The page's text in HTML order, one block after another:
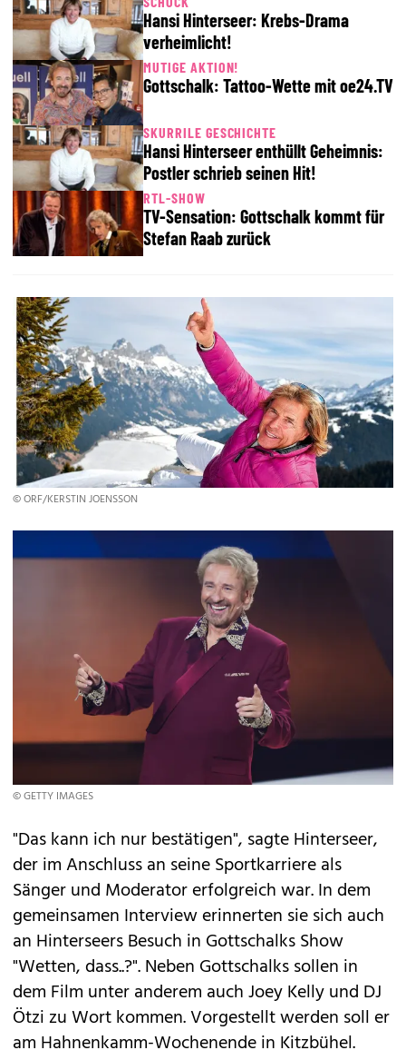
Hansi Hinterseer: Krebs-Drama
verheimlicht!
MUTIGE AKTION!
Gottschalk: Tattoo-Wette mit oe24.TV
SKURRILE GESCHICHTE
Hansi Hinterseer enthüllt Geheimnis:
Postler schrieb seinen Hit!
RTL-SHOW
TV-Sensation: Gottschalk kommt für
Stefan Raab zurück
© ORF/KERSTIN JOENSSON
© GETTY IMAGES
"Das kann ich nur bestätigen", sagte Hinterseer,
der im Anschluss an seine Sportkarriere als
Sänger und Moderator erfolgreich war. In dem
gemeinsamen Interview erinnerten sie sich auch
an Hinterseers Besuch in Gottschalks Show
"Wetten, dass..?". Neben Gottschalks sollen in
dem Film unter anderem auch Joey Kelly und DJ
Ötzi zu Wort kommen. Vorgestellt werden soll er
am Hahnenkamm-Wochenende in Kitzbühel.